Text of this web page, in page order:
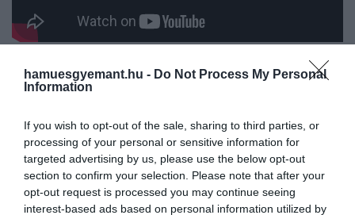
hamuesgyemant.hu - Do Not Process My Personal
Information
If you wish to opt-out of the sale, sharing to third parties, or
processing of your personal or sensitive information for
targeted advertising by us, please use the below opt-out
section to confirm your selection. Please note that after your
opt-out request is processed you may continue seeing
interest-based ads based on personal information utilized by
majd zsiradékkal, korianderrel, köménnyel,
fokhagymával és hagymafélékkel ízesítik. A menta a
főzés végén kerül bele, és nem uralkodik el az
ízeken, inkább összefogja azokat. Ahosszabb főzés
biztosra vehető: ettől válik a hús omlóssá, a lé pedig